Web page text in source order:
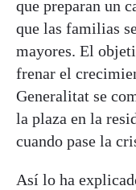
que preparan un
que las familias
mayores. El
frenar el
Generalitat se
la plaza en la
cuando pase la
Así lo ha